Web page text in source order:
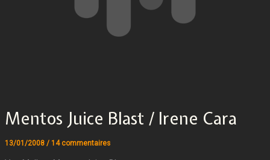
Mentos Juice Blast / Irene Cara
13/01/2008 / 14 commentaires